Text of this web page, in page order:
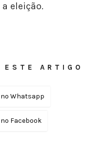
eleição.
ESTE ARTIGO
Whatsapp
Facebook